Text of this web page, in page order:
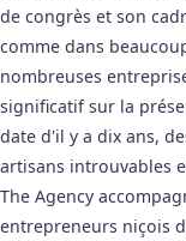
de congrès et son
comme dans
nombreuses
significatif sur la
date d'il y a dix ans,
artisans introuvables
The Agency
entrepreneurs niçois